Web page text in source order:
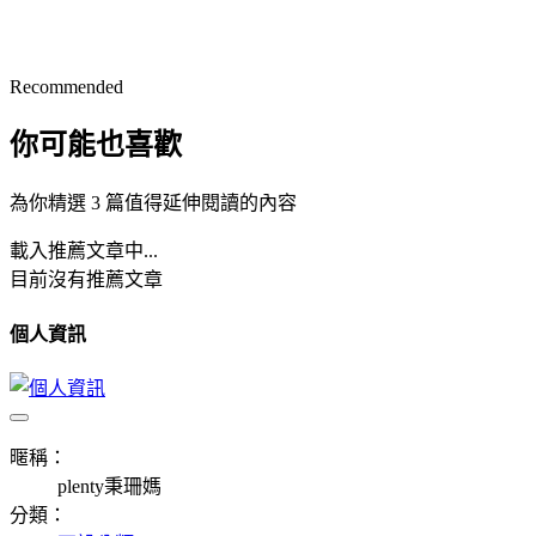
Recommended
你可能也喜歡
為你精選 3 篇值得延伸閱讀的內容
載入推薦文章中...
目前沒有推薦文章
個人資訊
暱稱：
plenty秉珊媽
分類：